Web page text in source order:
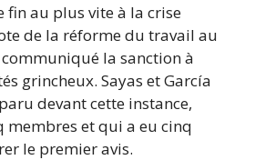
fin au plus vite à la crise
de la réforme du travail au
la sanction à
grincheux. Sayas et García
devant cette instance,
membres et qui a eu cinq
le premier avis.